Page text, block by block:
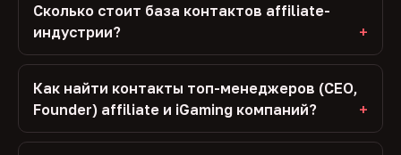
Сколько стоит база контактов affiliate-
индустрии?
Как найти контакты топ-менеджеров (CEO,
Founder) affiliate и iGaming компаний?